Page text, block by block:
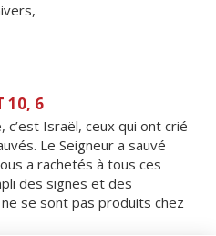
10, 6
c’est Israël, ceux qui ont crié
Le Seigneur a sauvé
a rachetés à tous ces
des signes et des
se sont pas produits chez